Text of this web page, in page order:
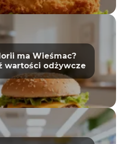
ma Wieśmac?
wartości odżywcze